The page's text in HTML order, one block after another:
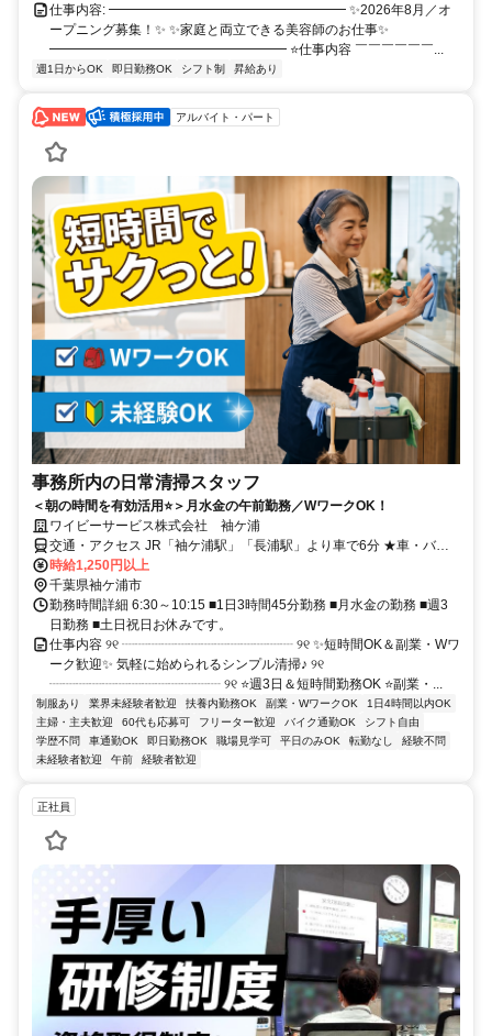
仕事内容: ━━━━━━━━━━━━━━━━━━ ✨2026年8月／オ
ープニング募集！✨ ✨家庭と両立できる美容師のお仕事✨
━━━━━━━━━━━━━━━━━━ ⭐仕事内容 ￣￣￣￣￣￣...
週1日からOK 即日勤務OK シフト制 昇給あり
アルバイト・パート
事務所内の日常清掃スタッフ
＜朝の時間を有効活用⭐＞月水金の午前勤務／WワークOK！
ワイビーサービス株式会社 袖ケ浦
交通・アクセス JR「袖ケ浦駅」「長浦駅」より車で6分 ★車・バイ
ク通勤OK
時給1,250円以上
千葉県袖ケ浦市
勤務時間詳細 6:30～10:15 ■1日3時間45分勤務 ■月水金の勤務 ■週3
日勤務 ■土日祝日お休みです。
仕事内容 ୨୧ ┈┈┈┈┈┈┈┈┈┈┈┈┈ ୨୧ ✨短時間OK＆副業・Wワ
ーク歓迎✨ 気軽に始められるシンプル清掃♪ ୨୧
┈┈┈┈┈┈┈┈┈┈┈┈┈ ୨୧ ⭐週3日＆短時間勤務OK ⭐副業・...
制服あり 業界未経験者歓迎 扶養内勤務OK 副業・WワークOK
1日4時間以内OK
主婦・主夫歓迎
60代も応募可 フリーター歓迎 バイク通勤OK
シフト自由
学歴不問
車通勤OK 即日勤務OK 職場見学可 平日のみOK 転勤なし
経験不問
未経験者歓迎
午前 経験者歓迎
正社員